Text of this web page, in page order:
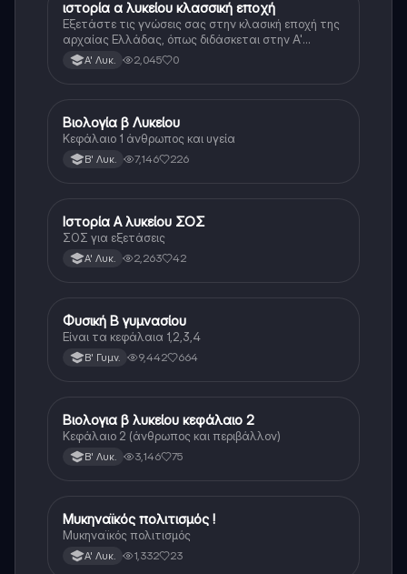
Ιστορία
ιστορία α λυκείου κλασσική εποχή
Εξετάστε τις γνώσεις σας στην κλασική εποχή της
αρχαίας Ελλάδας, όπως διδάσκεται στην Α'
Λυκείου.Α' Λυκ. 2,045 0
Βιολογία
Βιολογία β Λυκείου
Κεφάλαιο 1 άνθρωπος και υγεία
Β' Λυκ. 7,146 226
Ιστορία
Ιστορία Α λυκείου ΣΟΣ
ΣΟΣ για εξετάσεις
Α' Λυκ. 2,263 42
Φυσική
Φυσική Β γυμνασίου
Είναι τα κεφάλαια 1,2,3,4
Β' Γυμν. 9,442 664
Βιολογία
Βιολογια β λυκείου κεφάλαιο 2
Κεφάλαιο 2 (άνθρωπος και περιβάλλον)
Β' Λυκ. 3,146 75
Ιστορία
Μυκηναϊκός πολιτισμός !
Μυκηναϊκός πολιτισμός
Α' Λυκ. 1,332 23